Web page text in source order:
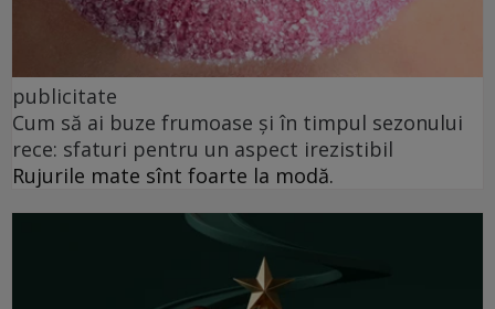
publicitate
Cum să ai buze frumoase şi în timpul sezonului
rece: sfaturi pentru un aspect irezistibil
Rujurile mate sînt foarte la modă.